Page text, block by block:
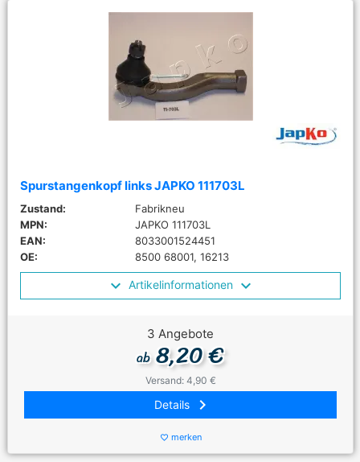
Spurstangenkopf links JAPKO 111703L
Zustand:
Fabrikneu
MPN:
JAPKO 111703L
EAN:
8033001524451
OE:
8500 68001, 16213
Artikelinformationen
3 Angebote
ab8,20 €
Versand: 4,90 €
Details keyboard_arrow_right
favorite_border merken